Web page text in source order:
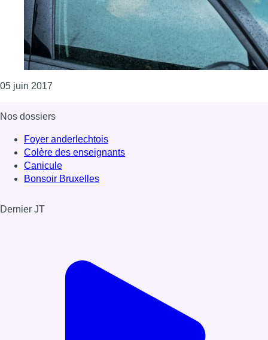
05 juin 2017
Nos dossiers
Foyer anderlechtois
Colère des enseignants
Canicule
Bonsoir Bruxelles
Dernier JT